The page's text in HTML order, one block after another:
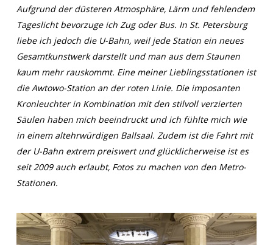
Aufgrund der düsteren Atmosphäre, Lärm und fehlendem
Tageslicht bevorzuge ich Zug oder Bus. In St. Petersburg
liebe ich jedoch die U-Bahn, weil jede Station ein neues
Gesamtkunstwerk darstellt und man aus dem Staunen
kaum mehr rauskommt. Eine meiner Lieblingsstationen ist
die Awtowo-Station an der roten Linie. Die imposanten
Kronleuchter in Kombination mit den stilvoll verzierten
Säulen haben mich beeindruckt und ich fühlte mich wie
in einem altehrwürdigen Ballsaal. Zudem ist die Fahrt mit
der U-Bahn extrem preiswert und glücklicherweise ist es
seit 2009 auch erlaubt, Fotos zu machen von den Metro-
Stationen.